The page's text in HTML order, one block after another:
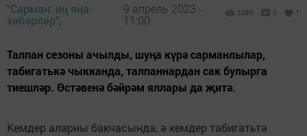
"Сарман: иң яңа
хәбәрләр",
9 апрель 2023 -
11:00
2390 0 1
Талпан сезоны ачылды, шуңа күрә сарманлылар,
табигатькә чыкканда, талпаннардан сак булырга
тиешләр. Өстәвенә бәйрәм яллары да җитә.
Кемдер аларны бакчасында, ә кемдер табигатьтә